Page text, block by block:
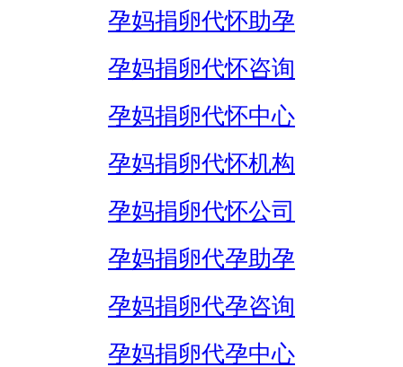
孕妈捐卵代怀助孕
孕妈捐卵代怀咨询
孕妈捐卵代怀中心
孕妈捐卵代怀机构
孕妈捐卵代怀公司
孕妈捐卵代孕助孕
孕妈捐卵代孕咨询
孕妈捐卵代孕中心